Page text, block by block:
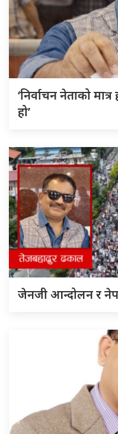
‘निर्वाचन नेताको
हो’
जेनजी आन्दोलन र